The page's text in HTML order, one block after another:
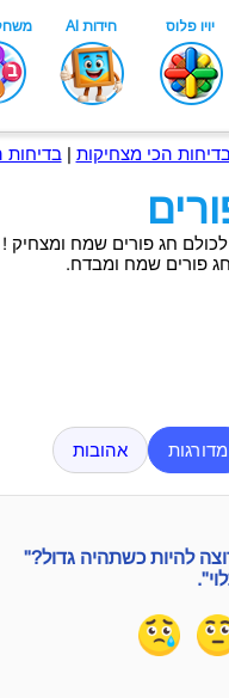
הכי מצחיקות |בדיחות
חג פורים שמח
פורים שמח ומבדח.
מדורגות אהובות
להיות כשתהיה גדול?"